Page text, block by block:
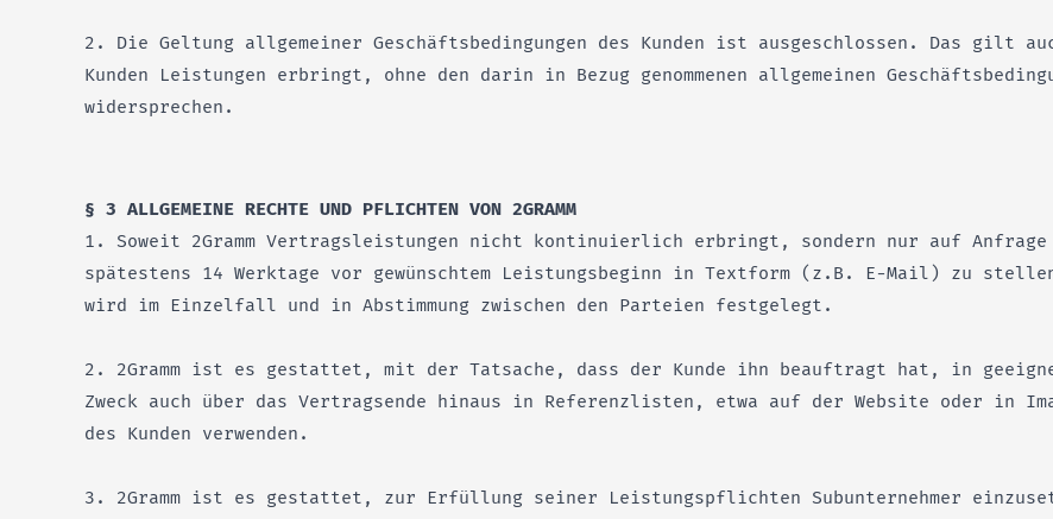
2. Die Geltung allgemeiner Geschäftsbedingungen des Kunden ist ausgeschlossen. Das gilt
Kunden Leistungen erbringt, ohne den darin in Bezug genommenen allgemeinen
widersprechen.
§ 3 ALLGEMEINE RECHTE UND PFLICHTEN VON 2GRAMM
1. Soweit 2Gramm Vertragsleistungen nicht kontinuierlich erbringt, sondern nur auf
spätestens 14 Werktage vor gewünschtem Leistungsbeginn in Textform (z.B. E-Mail) zu
wird im Einzelfall und in Abstimmung zwischen den Parteien festgelegt.
2. 2Gramm ist es gestattet, mit der Tatsache, dass der Kunde ihn beauftragt hat, in
Zweck auch über das Vertragsende hinaus in Referenzlisten, etwa auf der Website oder in
des Kunden verwenden.
3. 2Gramm ist es gestattet, zur Erfüllung seiner Leistungspflichten Subunternehmer